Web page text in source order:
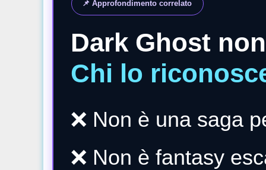
📌 Approfondimento correlato
Dark Ghost
Chi lo
❌ Non è una saga
❌ Non è fantasy